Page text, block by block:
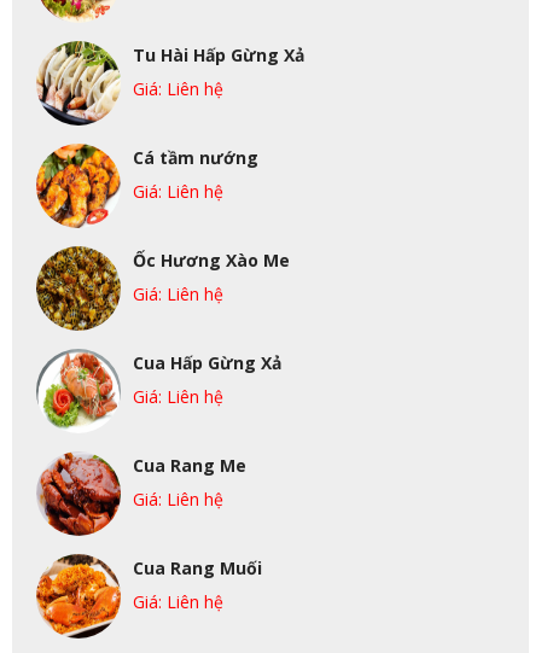
Tu Hài Hấp Gừng Xả
Giá: Liên hệ
Cá tầm nướng
Giá: Liên hệ
Ốc Hương Xào Me
Giá: Liên hệ
Cua Hấp Gừng Xả
Giá: Liên hệ
Cua Rang Me
Giá: Liên hệ
Cua Rang Muối
Giá: Liên hệ